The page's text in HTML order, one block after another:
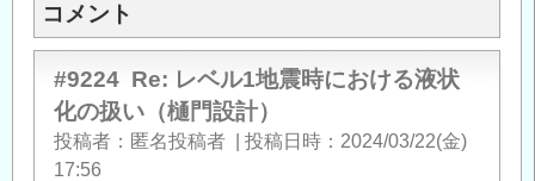
コメント
#9224 Re: レベル1地震時における液状
化の扱い（樋門設計）
投稿者 匿名投稿者 投稿日時
2024/03/22(金)
17:56